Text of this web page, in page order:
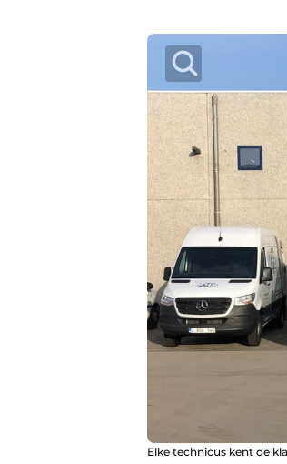
Elke technicus kent de